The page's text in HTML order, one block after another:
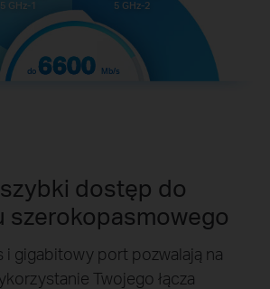
5 GHz-1 5 GHz-2
do 6600 Mb/s
dostęp do
szerokopasmowego
i gigabitowy port pozwalają na
Twojego łącza